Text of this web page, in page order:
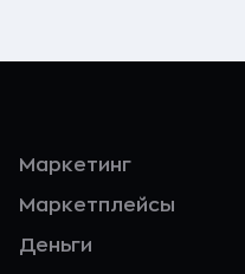
Маркетинг
Маркетплейсы
Деньги